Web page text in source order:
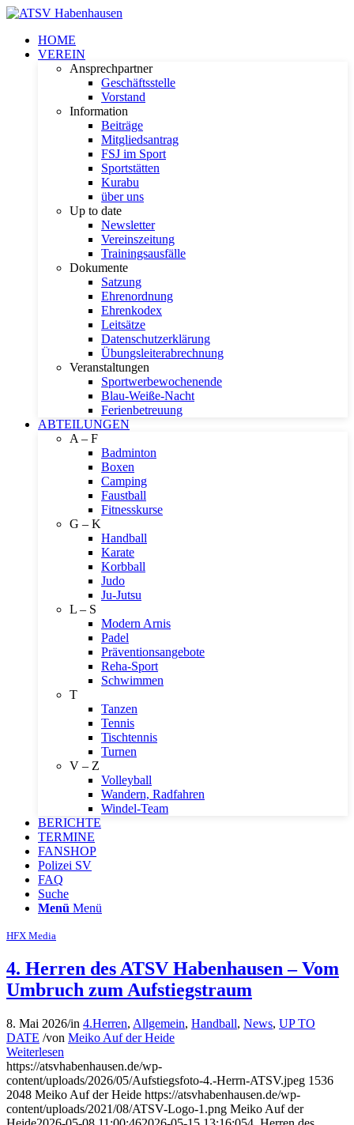
HOME
VEREIN
Ansprechpartner
Geschäftsstelle
Vorstand
Information
Beiträge
Mitgliedsantrag
FSJ im Sport
Sportstätten
Kurabu
über uns
Up to date
Newsletter
Vereinszeitung
Trainingsausfälle
Dokumente
Satzung
Ehrenordnung
Ehrenkodex
Leitsätze
Datenschutzerklärung
Übungsleiterabrechnung
Veranstaltungen
Sportwerbewochenende
Blau-Weiße-Nacht
Ferienbetreuung
ABTEILUNGEN
A – F
Badminton
Boxen
Camping
Faustball
Fitnesskurse
G – K
Handball
Karate
Korbball
Judo
Ju-Jutsu
L – S
Modern Arnis
Padel
Präventionsangebote
Reha-Sport
Schwimmen
T
Tanzen
Tennis
Tischtennis
Turnen
V – Z
Volleyball
Wandern, Radfahren
Windel-Team
BERICHTE
TERMINE
FANSHOP
Polizei SV
FAQ
Suche
Menü Menü
HFX Media
4. Herren des ATSV Habenhausen – Vom
Umbruch zum Aufstiegstraum
8. Mai 2026/in 4.Herren, Allgemein, Handball, News, UP TO
DATE /von Meiko Auf der Heide
Weiterlesen
https://atsvhabenhausen.de/wp-
content/uploads/2026/05/Aufstiegsfoto-4.-Herrn-ATSV.jpeg 1536
2048 Meiko Auf der Heide https://atsvhabenhausen.de/wp-
content/uploads/2021/08/ATSV-Logo-1.png Meiko Auf der